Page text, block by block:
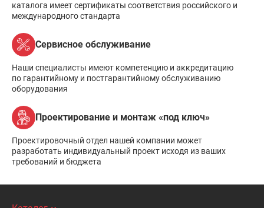
каталога имеет сертификаты соответствия российского и
международного стандарта
Сервисное обслуживание
Наши специалисты имеют компетенцию и аккредитацию
по гарантийному и постгарантийному обслуживанию
оборудования
Проектирование и монтаж «под ключ»
Проектировочный отдел нашей компании может
разработать индивидуальный проект исходя из ваших
требований и бюджета